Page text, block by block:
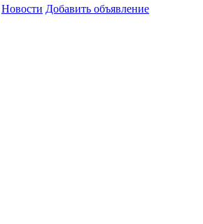
Новости Добавить объявление